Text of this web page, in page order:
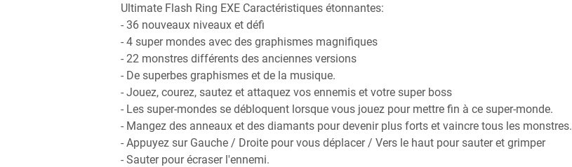
Ultimate Flash Ring EXE Caractéristiques étonnantes:
- 36 nouveaux niveaux et défi
- 4 super mondes avec des graphismes magnifiques
- 22 monstres différents des anciennes versions
- De superbes graphismes et de la musique.
- Jouez, courez, sautez et attaquez vos ennemis et votre super boss
- Les super-mondes se débloquent lorsque vous jouez pour mettre fin à ce super-monde.
- Mangez des anneaux et des diamants pour devenir plus forts et vaincre tous les monstres.
- Appuyez sur Gauche / Droite pour vous déplacer / Vers le haut pour sauter et grimper
- Sauter pour écraser l'ennemi.